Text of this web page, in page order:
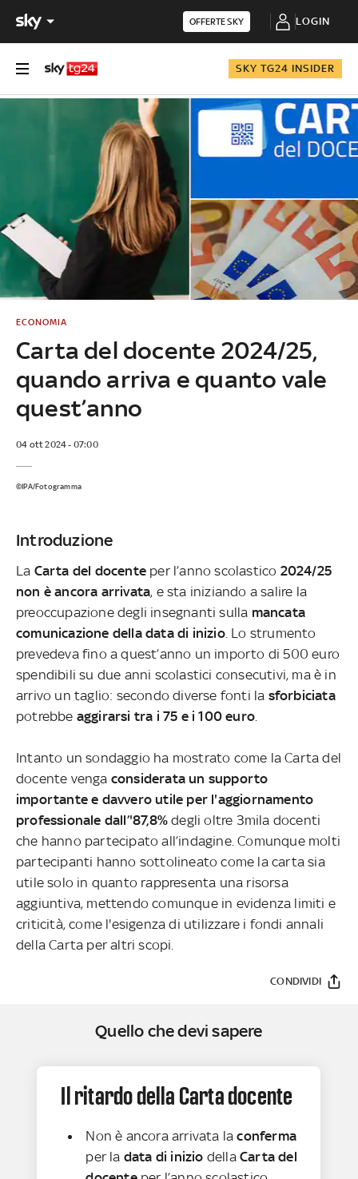
OFFERTE SKY LOGIN
SKY TG24 INSIDER
Carta del docente 2024/25,
quando arriva e quanto vale
quest’anno
ECONOMIA
04 ott 2024 - 07:00
©IPA/Fotogramma
Introduzione
La Carta del docente per l’anno scolastico 2024/25
non è ancora arrivata, e sta iniziando a salire la
preoccupazione degli insegnanti sulla mancata
comunicazione della data di inizio. Lo strumento
prevedeva fino a quest’anno un importo di 500 euro
spendibili su due anni scolastici consecutivi, ma è in
arrivo un taglio: secondo diverse fonti la sforbiciata
potrebbe aggirarsi tra i 75 e i 100 euro
Intanto un sondaggio ha mostrato come la Carta del
docente venga considerata un supporto
importante e davvero utile per l'aggiornamento
professionale dall’'87,8% degli oltre 3mila docenti
che hanno partecipato all’indagine. Comunque molti
partecipanti hanno sottolineato come la carta sia
utile solo in quanto rappresenta una risorsa
aggiuntiva, mettendo comunque in evidenza limiti e
criticità, come l'esigenza di utilizzare i fondi annali
della Carta per altri scopi.
CONDIVIDI
Quello che devi sapere
Il ritardo della Carta docente
Non è ancora arrivata laconferma
per la data di inizio dellaCarta del